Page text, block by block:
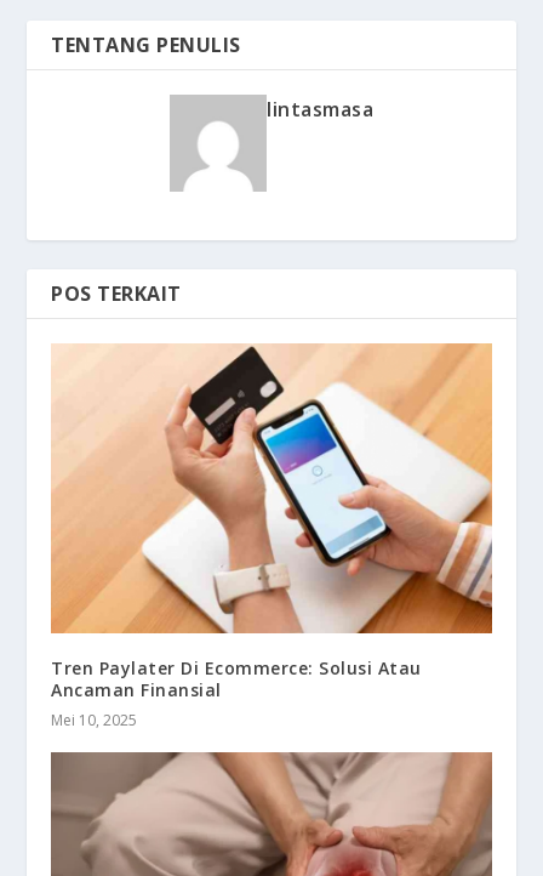
TENTANG PENULIS
lintasmasa
POS TERKAIT
Tren Paylater Di Ecommerce: Solusi Atau
Ancaman Finansial
Mei 10, 2025